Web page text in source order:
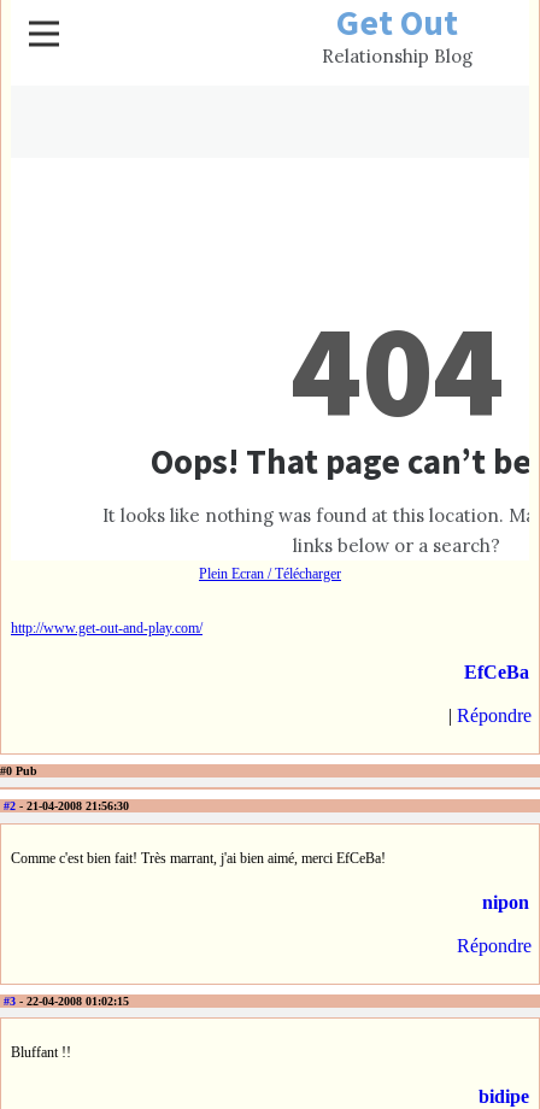
Plein Ecran / Télécharger
http://www.get-out-and-play.com/
EfCeBa
| Répondre
#0 Pub
#2 - 21-04-2008 21:56:30
Comme c'est bien fait! Très marrant, j'ai bien aimé, merci EfCeBa!
nipon
Répondre
#3 - 22-04-2008 01:02:15
Bluffant !!
bidipe